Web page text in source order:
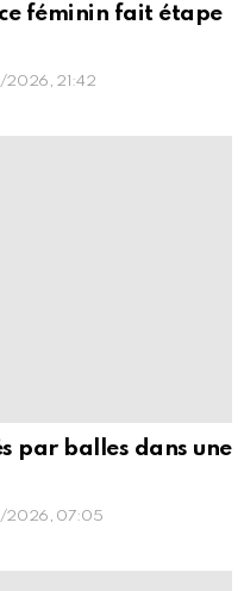
féminin fait étape
21:42
par balles dans une
2026, 07:05